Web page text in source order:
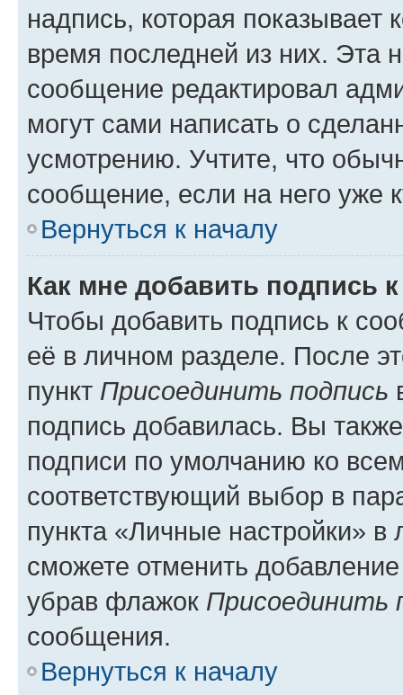
надпись, которая показывает
время последней из них. Эта
сообщение редактировал
могут сами написать о
усмотрению. Учтите, что
сообщение, если на него уже
Вернуться к началу
Как мне добавить подпись
Чтобы добавить подпись к
её в личном разделе. После
пункт Присоединить подпись
подпись добавилась. Вы
подписи по умолчанию ко
соответствующий выбор в
пункта «Личные настройки»
сможете отменить
убрав флажок Присоединить
сообщения.
Вернуться к началу